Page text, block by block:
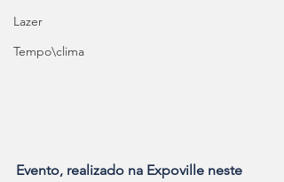
Lazer
Tempo\clima
Evento, realizado na Expoville neste